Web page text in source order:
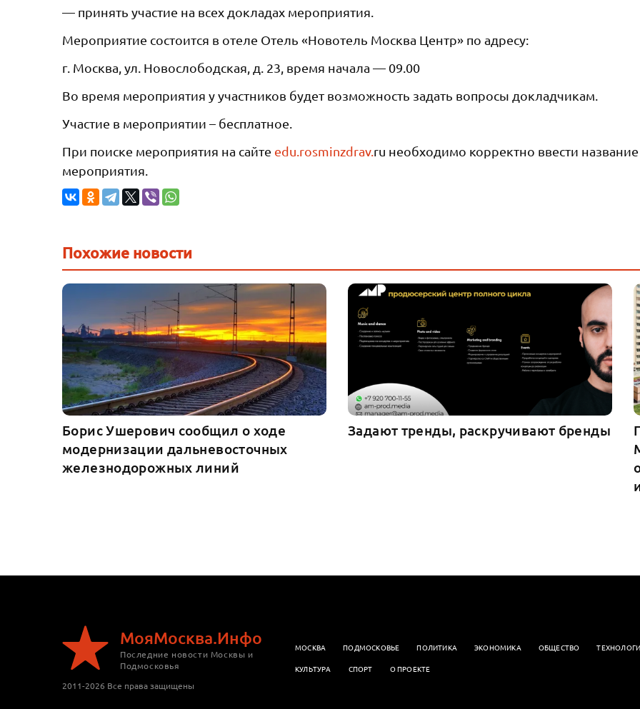
— принять участие на всех докладах мероприятия.
Мероприятие состоится в отеле Отель «Новотель Москва Центр» по адресу:
г. Москва, ул. Новослободская, д. 23, время начала — 09.00
Во время мероприятия у участников будет возможность задать вопросы докладчикам.
Участие в мероприятии – бесплатное.
При поиске мероприятия на сайте edu.rosminzdrav.ru необходимо корректно ввести название
мероприятия.
Похожие новости
Борис Ушерович сообщил о ходе
модернизации дальневосточных
железнодорожных линий
Задают тренды, раскручивают бренды
МояМосква.Инфо
Последние новости Москвы и
Подмосковья
2011-2026 Все права защищены
МОСКВА ПОДМОСКОВЬЕ ПОЛИТИКА ЭКОНОМИКА OБЩЕСТВО
КУЛЬТУРА
СПОРТ О ПРОЕКТЕ